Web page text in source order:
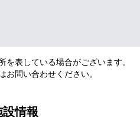
を表している場合がございます。
お問い合わせください。
情報